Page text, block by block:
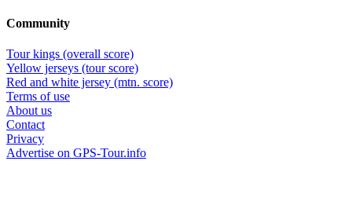
Community
Tour kings (overall score)
Yellow jerseys (tour score)
Red and white jersey (mtn. score)
Terms of use
About us
Contact
Privacy
Advertise on GPS-Tour.info